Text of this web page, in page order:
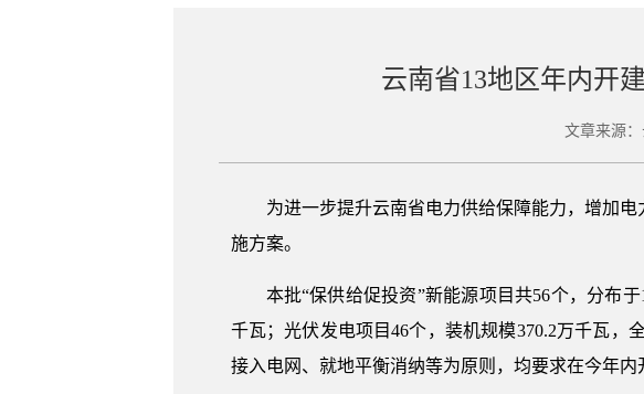
云南省13地区年内开
文章来源
为进一步提升云南省电力供给保障能力，增加
施方案。
本批“保供给促投资”新能源项目共56个，分布
千瓦；光伏发电项目46个，装机规模370.2万千瓦
接入电网、就地平衡消纳等为原则，均要求在今年